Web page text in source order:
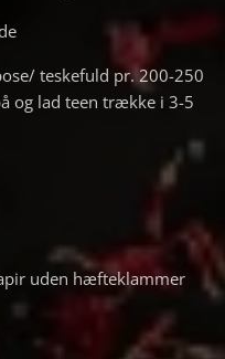
teskefuld pr. 200-250
og lad teen trække i 3-5
uden hæfteklammer